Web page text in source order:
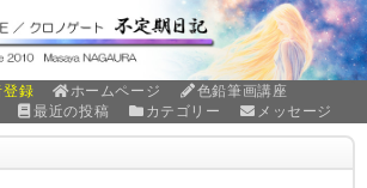
登録 ホームページ
色鉛筆画講座
最近の投稿 カテゴリー メッセージ